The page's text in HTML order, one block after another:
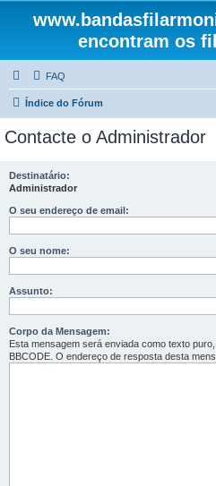
encontram os
FAQ
Índice do Fórum
Contacte o Administrador
Destinatário:
Administrador
O seu endereço de email:
O seu nome:
Assunto:
Corpo da Mensagem:
Esta mensagem será enviada como texto
BBCODE. O endereço de resposta desta